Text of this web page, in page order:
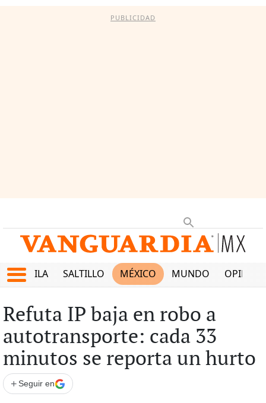
PUBLICIDAD
COAHUILA SALTILLO MÉXICO MUNDO OPINIÓN
Refuta IP baja en robo a
autotransporte: cada 33
minutos se reporta un hurto
+ Seguir en